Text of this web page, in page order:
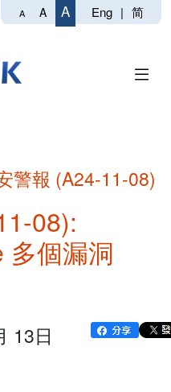
A A A Eng | 简
警報 (A24-11-08)
08):
多個漏洞
13日